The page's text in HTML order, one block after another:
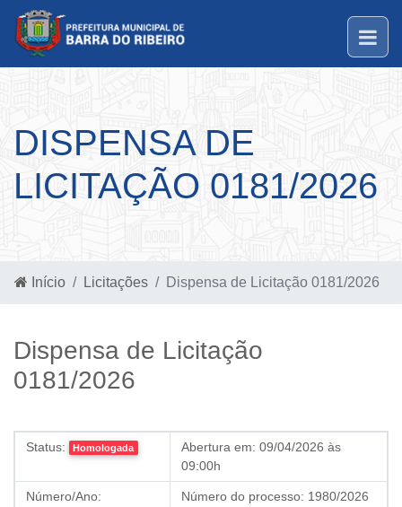
DISPENSA DE
LICITAÇÃO 0181/2026
Início Licitações Dispensa de Licitação 0181/2026
Dispensa de Licitação
0181/2026
Status: Homologada Abertura em: 09/04/2026 às
09:00h
Número/Ano:
Número do processo: 1980/2026